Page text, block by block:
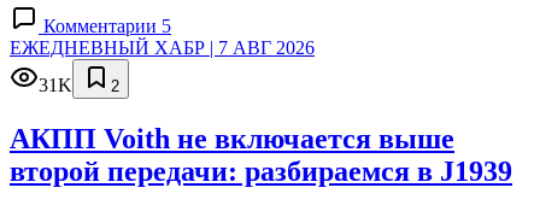
Комментарии 5
ЕЖЕДНЕВНЫЙ ХАБР | 7 АВГ 2026
31K
2
АКПП Voith не включается выше
второй передачи: разбираемся в J1939